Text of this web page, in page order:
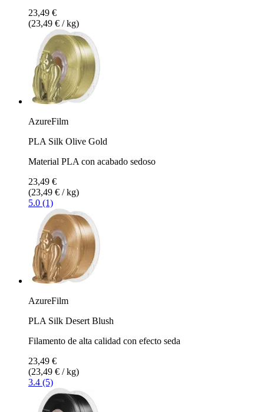
23,49 €
(23,49 € / kg)
AzureFilm
PLA Silk Olive Gold
Material PLA con acabado sedoso
23,49 €
(23,49 € / kg)
5.0 (1)
AzureFilm
PLA Silk Desert Blush
Filamento de alta calidad con efecto seda
23,49 €
(23,49 € / kg)
3.4 (5)